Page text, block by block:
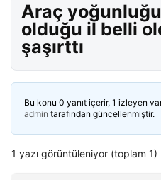
Araç
olduğu il belli
şaşırttı
Bu konu 0 yanıt içerir, 1 izleyen
admin tarafından güncellenmiştir.
1 yazı görüntüleniyor (toplam 1)